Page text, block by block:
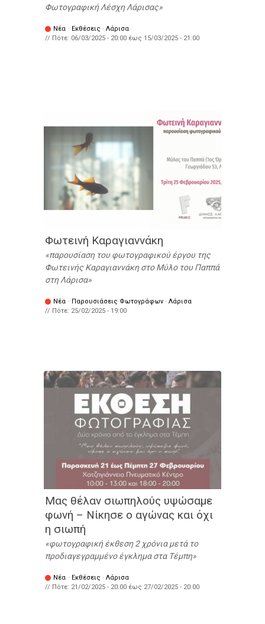
Φωτογραφική Λέσχη Λάρισας
Νέα · Εκθέσεις · Λάρισα
// Πότε: 06/03/2025 - 20:00 έως 15/03/2025 - 21:00
Φωτεινή Καραγιαννάκη
παρουσίαση του φωτογραφικού έργου της
Φωτεινής Καραγιαννάκη στο Μύλο του Παππά
στη Λάρισα
Νέα · Παρουσιάσεις Φωτογράφων · Λάρισα
// Πότε: 25/02/2025 - 19:00
Μας θέλαν σιωπηλούς υψώσαμε
φωνή – Νίκησε ο αγώνας και όχι
η σιωπή
φωτογραφική έκθεση 2 χρόνια μετά το
προδιαγεγραμμένο έγκλημα στα Τέμπη
Νέα · Εκθέσεις · Λάρισα
// Πότε: 21/02/2025 - 20:00 έως 27/02/2025 - 20:00